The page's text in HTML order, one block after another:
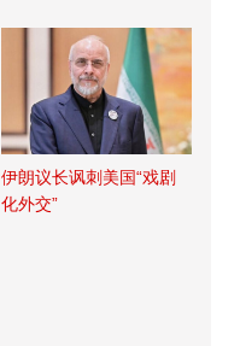
伊朗议长讽刺美国“戏剧
化外交”